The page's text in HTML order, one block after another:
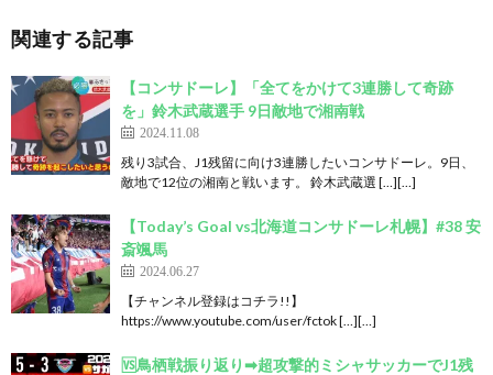
関連する記事
【コンサドーレ】「全てをかけて3連勝して奇跡
を」鈴木武蔵選手 9日敵地で湘南戦
2024.11.08
残り3試合、J1残留に向け3連勝したいコンサドーレ。9日、
敵地で12位の湘南と戦います。 鈴木武蔵選 […][…]
【Today’s Goal vs北海道コンサドーレ札幌】#38 安
斎颯馬
2024.06.27
【チャンネル登録はコチラ!!】
https://www.youtube.com/user/fctok […][…]
🆚鳥栖戦振り返り➡︎超攻撃的ミシャサッカーでJ1残